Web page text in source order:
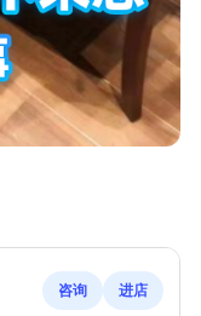
咨询 进店